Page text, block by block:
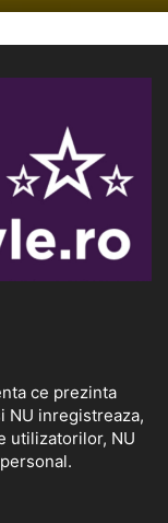
ce prezinta
NU inregistreaza,
utilizatorilor, NU